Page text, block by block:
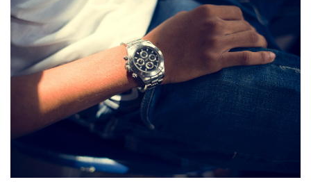
svetilka
povečuje
varnost
Konji
moči